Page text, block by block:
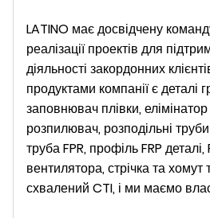
LATINO має досвідчену
реалізації проектів для
діяльності закордонних
продуктами компанії є деталі
заповнювач плівки,
розпилювач, розподільні
труба FPR, профіль FRP
вентилятора, стрічка та
схвалений CTI, і ми маємо